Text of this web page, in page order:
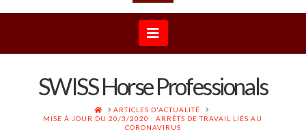
Horse
Professionals
Navigation
SWISS Horse Professionals
ACCUEIL
ARTICLES D'ACTUALITÉ
MISE À JOUR DU 20/3/2020 : ARRÊTS DE TRAVAIL LIÉS AU
CORONAVIRUS